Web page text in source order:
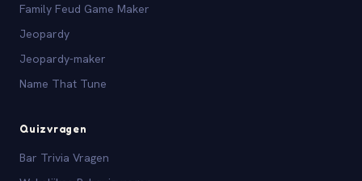
Family Feud Game Maker
Jeopardy
Jeopardy-maker
Name That Tune
Quizvragen
Bar Trivia Vragen